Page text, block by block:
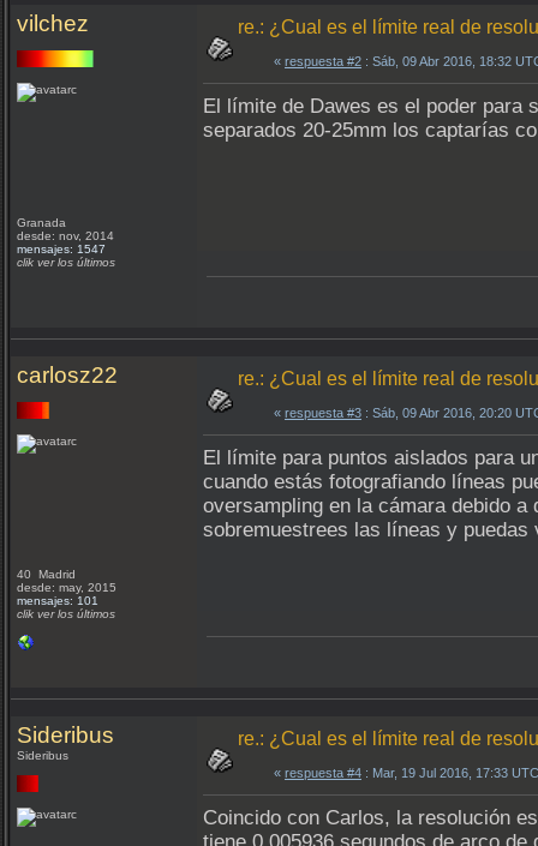
vilchez
Granada
desde: nov, 2014
mensajes: 1547
clik ver los últimos
re.: ¿Cual es el límite real de
« respuesta #2 : Sáb, 09 Abr 2016, 18:32
El límite de Dawes es el poder para
separados 20-25mm los captarías
carlosz22
40 Madrid
desde: may, 2015
mensajes: 101
clik ver los últimos
re.: ¿Cual es el límite real de
« respuesta #3 : Sáb, 09 Abr 2016, 20:20
El límite para puntos aislados para
cuando estás fotografiando líneas
oversampling en la cámara debido
sobremuestrees las líneas y
Sideribus
Sideribus
re.: ¿Cual es el límite real de
« respuesta #4 : Mar, 19 Jul 2016, 17:33
Coincido con Carlos, la resolución